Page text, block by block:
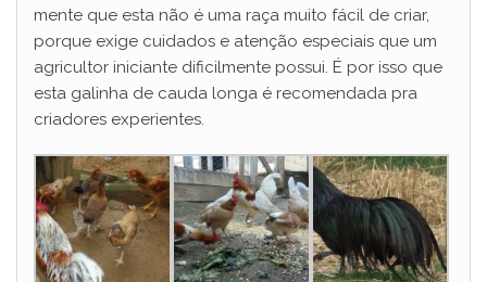
mente que esta não é uma raça muito fácil de criar,
porque exige cuidados e atenção especiais que um
agricultor iniciante dificilmente possui. É por isso que
esta galinha de cauda longa é recomendada pra
criadores experientes.